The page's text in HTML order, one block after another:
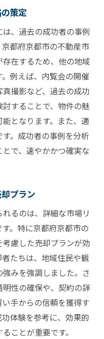
策定
、過去の成功者の事例
都府京都市の不動産市
在するため、他の地域
例えば、内覧会の開催
撮影など、過去の成功
することで、物件の魅
となります。また、適
。成功者の事例を分析
で、速やかかつ確実な
プラン
るのは、詳細な市場リ
。特に京都府京都市の
慮した売却プランが効
たちは、地域住民や観
みを強調しました。さ
性の確保や、契約の詳
手からの信頼を獲得す
体験を参考に、効果的
ことが重要です。